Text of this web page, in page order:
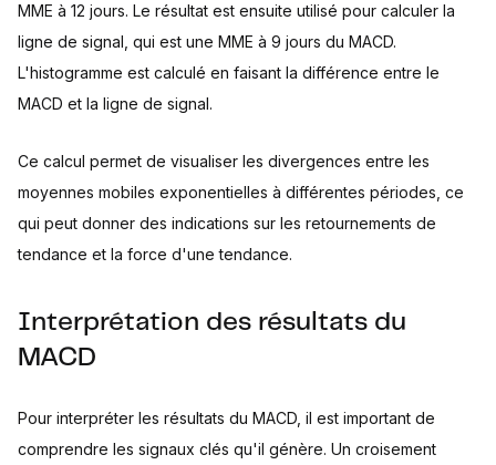
MME à 12 jours. Le résultat est ensuite utilisé pour calculer la
ligne de signal, qui est une MME à 9 jours du MACD.
L'histogramme est calculé en faisant la différence entre le
MACD et la ligne de signal.
Ce calcul permet de visualiser les divergences entre les
moyennes mobiles exponentielles à différentes périodes, ce
qui peut donner des indications sur les retournements de
tendance et la force d'une tendance.
Interprétation des résultats du
MACD
Pour interpréter les résultats du MACD, il est important de
comprendre les signaux clés qu'il génère. Un croisement